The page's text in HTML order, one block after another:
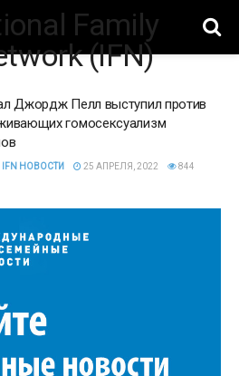
Джордж Пелл выступил против
гомосексуализм
НОВОСТИ 25 АПРЕЛЯ, 2022 844